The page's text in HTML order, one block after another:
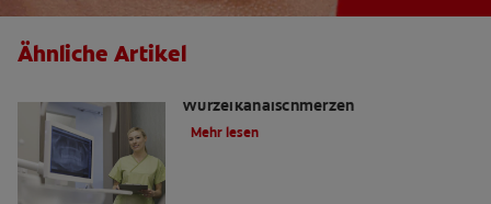
Ähnliche Artikel
Wurzelkanalschmerzen
Mehr lesen